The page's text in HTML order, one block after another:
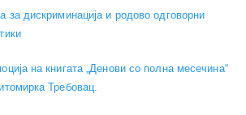
за дискриминација и родово одговорни
на книгата „Денови со полна месечина“
Требовац.